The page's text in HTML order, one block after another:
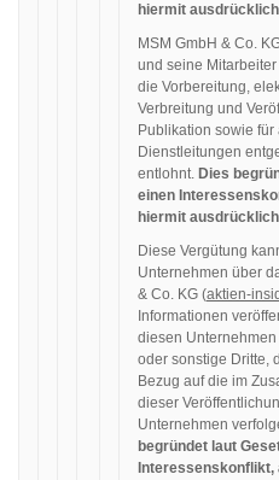
hiermit
MSM GmbH & Co.
und seine
die Vorbereitung,
Verbreitung und
Publikation sowie für
Dienstleitungen
entlohnt. Dies
einen
hiermit
Diese Vergütung
Unternehmen über
& Co. KG (aktien-
Informationen
diesen
oder sonstige Dritte,
Bezug auf die im
dieser
Unternehmen
begründet laut
Interessenskonflikt,